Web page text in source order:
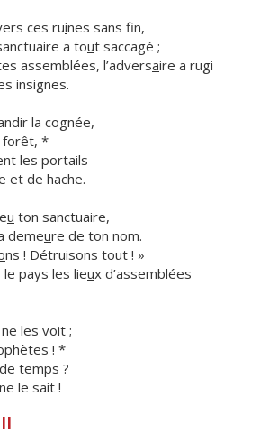
ces ruines sans fin,
a tout saccagé ;
assemblées, l’adversaire a rugi
insignes.
la cognée,
forêt, *
les portails
et de hache.
u ton sanctuaire,
demeure de ton nom.
ns ! Détruisons tout ! »
pays les lieux d’assemblées
les voit ;
! *
temps ?
le sait !